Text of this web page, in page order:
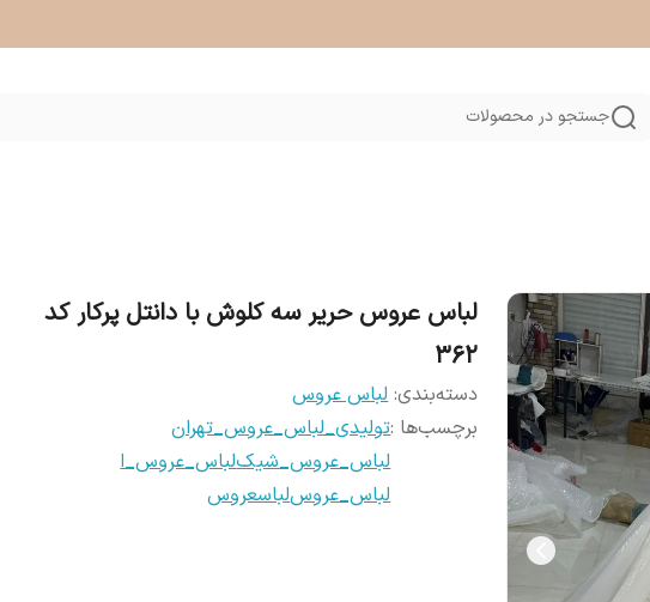
جستجو در محصولات
لباس عروس حریر سه کلوش با دانتل پرکار کد
۳۶۲
دسته‌بندی:لباس عروس
برچسب‌ها :تولیدی_لباس_عروس_تهران
لباس_عروس_شیکلباس_عروس_ا
لباس_عروسلباسعروس